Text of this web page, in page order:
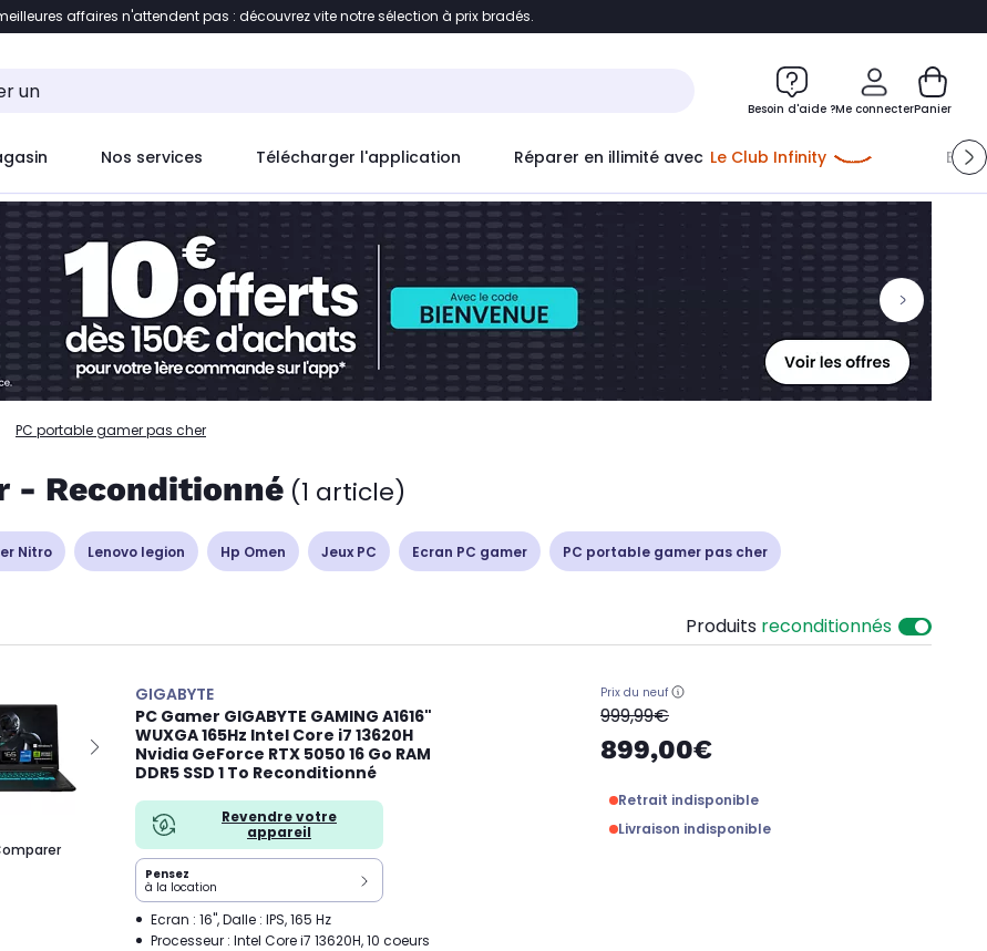
à la liste des produits Accéder directement au contenu
affaires n'attendent pas : découvrez vite notre sélection à prix bradés.
Besoin d'aide ?Me connecter
Me connecter
Nouveau clientCréer mon compte
ou me connecter avec
Panier
Nos services Télécharger l'application Réparer en illimité avec Le Club Infinity
PC portable gamer pas cher
- Reconditionné (1 article)
Nitro Lenovo legion Hp Omen Jeux PC Ecran PC gamer PC portable gamer pas cher
Produits reconditionnés
GIGABYTE
PC Gamer GIGABYTE GAMING A1616"
WUXGA 165Hz Intel Core i7 13620H
Nvidia GeForce RTX 5050 16 Go RAM
DDR5 SSD 1 To Reconditionné
Revendre votre
appareil
Pensez
à la location
Ecran : 16", Dalle : IPS, 165 Hz
Processeur : Intel Core i7 13620H, 10 coeurs
Prix du neuf
oldPrice
999,99€
899,00€
Retrait indisponible
Livraison indisponible